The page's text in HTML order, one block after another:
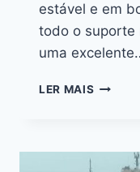
estável e em
todo o suporte
uma
LER MAIS